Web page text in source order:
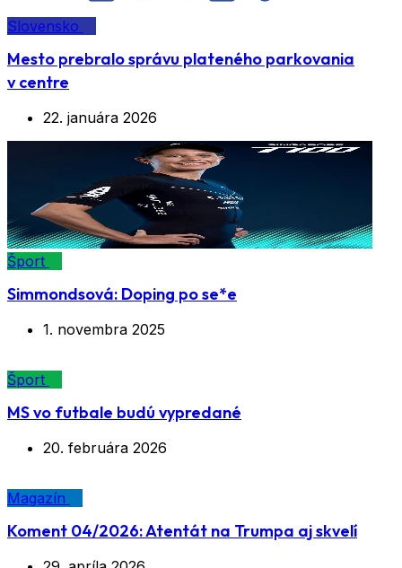
Slovensko
Mesto prebralo správu plateného parkovania
v centre
22. januára 2026
Šport
Simmondsová: Doping po se*e
1. novembra 2025
Šport
MS vo futbale budú vypredané
20. februára 2026
Magazín
Koment 04/2026: Atentát na Trumpa aj skvelí